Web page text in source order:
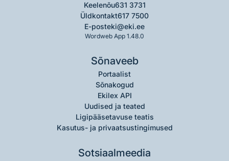
Keelenõu631 3731
Üldkontakt617 7500
E-posteki@eki.ee
Wordweb App 1.48.0
Sõnaveeb
Portaalist
Sõnakogud
Ekilex API
Uudised ja teated
Ligipääsetavuse teatis
Kasutus- ja privaatsustingimused
Sotsiaalmeedia